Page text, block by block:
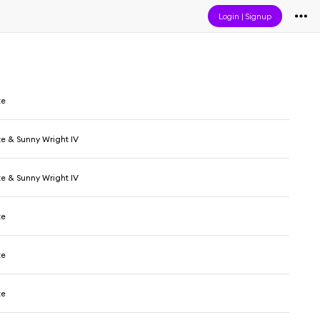
Login |Signup
& Sunny Wright IV
& Sunny Wright IV